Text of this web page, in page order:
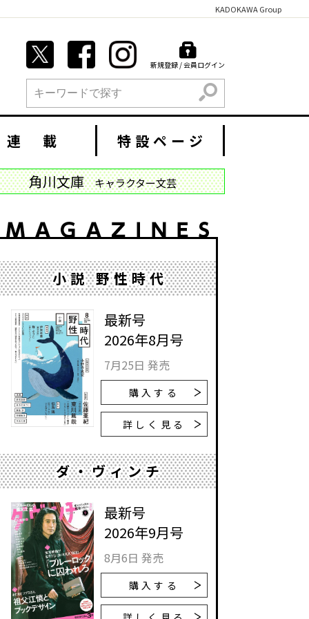
KADOKAWA Group
新規登録 / 会員ログイン
検索
連 載 特設ページ
角川文庫 キャラクター文芸
小説 野性時代
最新号
2026年8月号
7月25日 発売
購入する
詳しく見る
ダ・ヴィンチ
最新号
2026年9月号
8月6日 発売
購入する